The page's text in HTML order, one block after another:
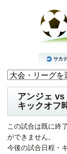
アンジェ vs
キックオフ
この試合は既に終
ができません。
今後の試合日程・